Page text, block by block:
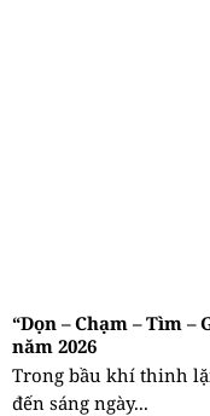
“Dọn – Chạm – Tìm
năm 2026
Trong bầu khí thinh
đến sáng ngày...